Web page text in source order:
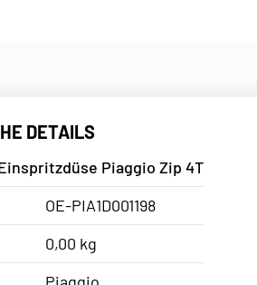
DETAILS
Piaggio Zip 4T
OE-PIA1D001198
0,00 kg